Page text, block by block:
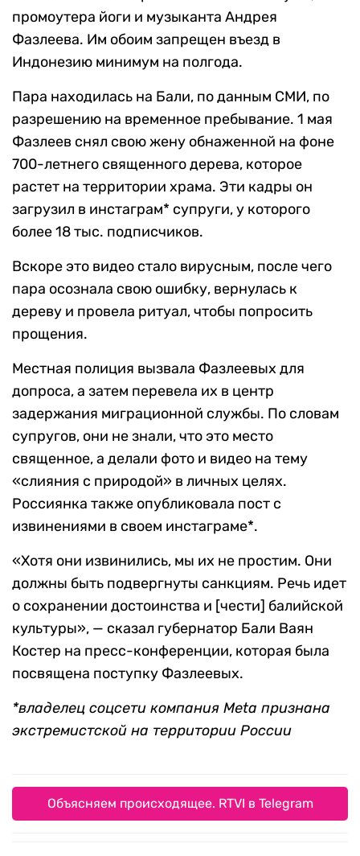
промоутера йоги и музыканта Андрея
Фазлеева. Им обоим запрещен въезд в
Индонезию минимум на полгода.
Пара находилась на Бали, по данным СМИ, по
разрешению на временное пребывание. 1 мая
Фазлеев снял свою жену обнаженной на фоне
700-летнего священного дерева, которое
растет на территории храма. Эти кадры он
загрузил в инстаграм* супруги, у которого
более 18 тыс. подписчиков.
Вскоре это видео стало вирусным, после чего
пара осознала свою ошибку, вернулась к
дереву и провела ритуал, чтобы попросить
прощения.
Местная полиция вызвала Фазлеевых для
допроса, а затем перевела их в центр
задержания миграционной службы. По словам
супругов, они не знали, что это место
священное, а делали фото и видео на тему
«слияния с природой» в личных целях.
Россиянка также опубликовала пост с
извинениями в своем инстаграме*.
«Хотя они извинились, мы их не простим. Они
должны быть подвергнуты санкциям. Речь идет
о сохранении достоинства и [чести] балийской
культуры», — сказал губернатор Бали Ваян
Костер на пресс-конференции, которая была
посвящена поступку Фазлеевых.
*владелец соцсети компания Meta признана
экстремистской на территории России
Объясняем происходящее. RTVI в Telegram